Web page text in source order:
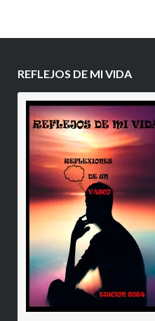
REFLEJOS DE MI VIDA